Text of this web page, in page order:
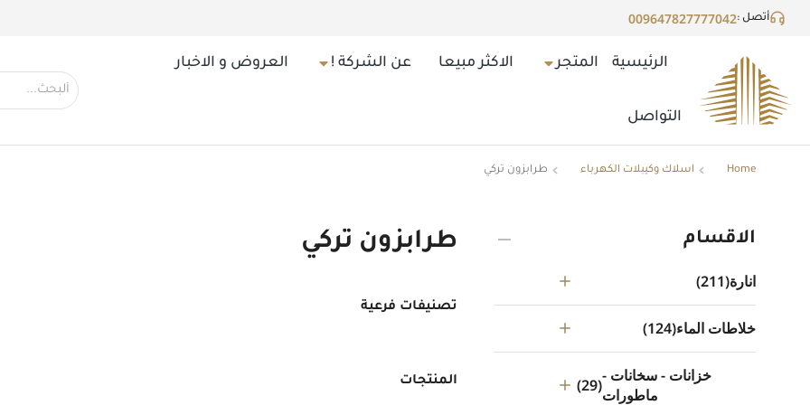
أتصل :009647827777042
الرئيسية المتجر الاكثر مبيعا عن الشركة ! العروض و الاخبار
التواصل
You are here:
Home اسلاك وكيبلات الكهرباء طرابزون تركي
الاقسام
انارة(211)
خلاطات الماء(124)
خزانات - سخانات -
ماطورات(29)
طرابزون تركي
تصنيفات فرعية
المنتجات